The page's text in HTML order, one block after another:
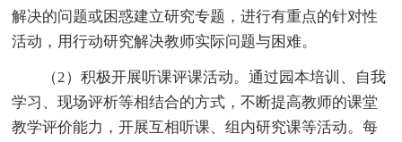
解决的问题或困惑建立研究专题，进行有重点的针对性
活动，用行动研究解决教师实际问题与困难。
（2）积极开展听课评课活动。通过园本培训、自我
学习、现场评析等相结合的方式，不断提高教师的课堂
教学评价能力，开展互相听课、组内研究课等活动。每